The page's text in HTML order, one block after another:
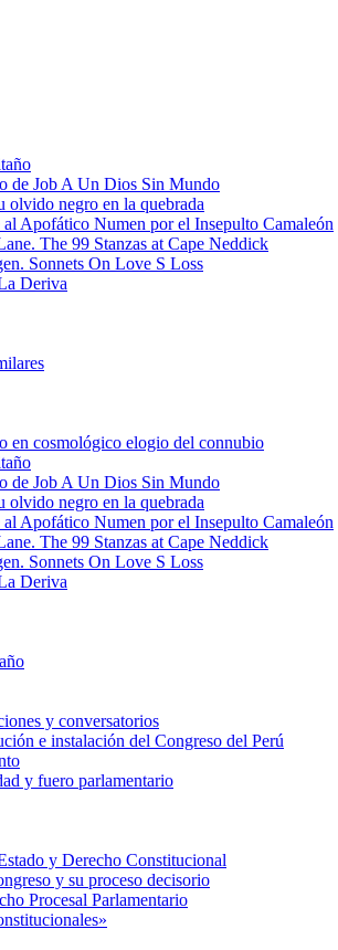
de Job A Un Dios Sin Mundo
olvido negro en la quebrada
Apofático Numen por el Insepulto Camaleón
The 99 Stanzas at Cape Neddick
Sonnets On Love S Loss
Deriva
en cosmológico elogio del connubio
de Job A Un Dios Sin Mundo
olvido negro en la quebrada
Apofático Numen por el Insepulto Camaleón
The 99 Stanzas at Cape Neddick
Sonnets On Love S Loss
Deriva
y conversatorios
e instalación del Congreso del Perú
y fuero parlamentario
y Derecho Constitucional
y su proceso decisorio
Procesal Parlamentario